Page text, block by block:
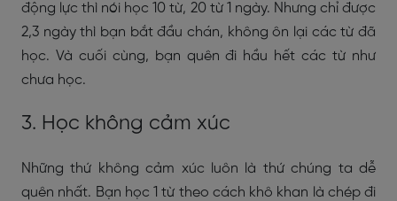
động lực thì nói học 10 từ, 20 từ 1 ngày. Nhưng chỉ được
2,3 ngày thì bạn bắt đầu chán, không ôn lại các từ đã
học. Và cuối cùng, bạn quên đi hầu hết các từ như
chưa học.
3. Học không cảm xúc
Những thứ không cảm xúc luôn là thứ chúng ta dễ
quên nhất. Bạn học 1 từ theo cách khô khan là chép đi